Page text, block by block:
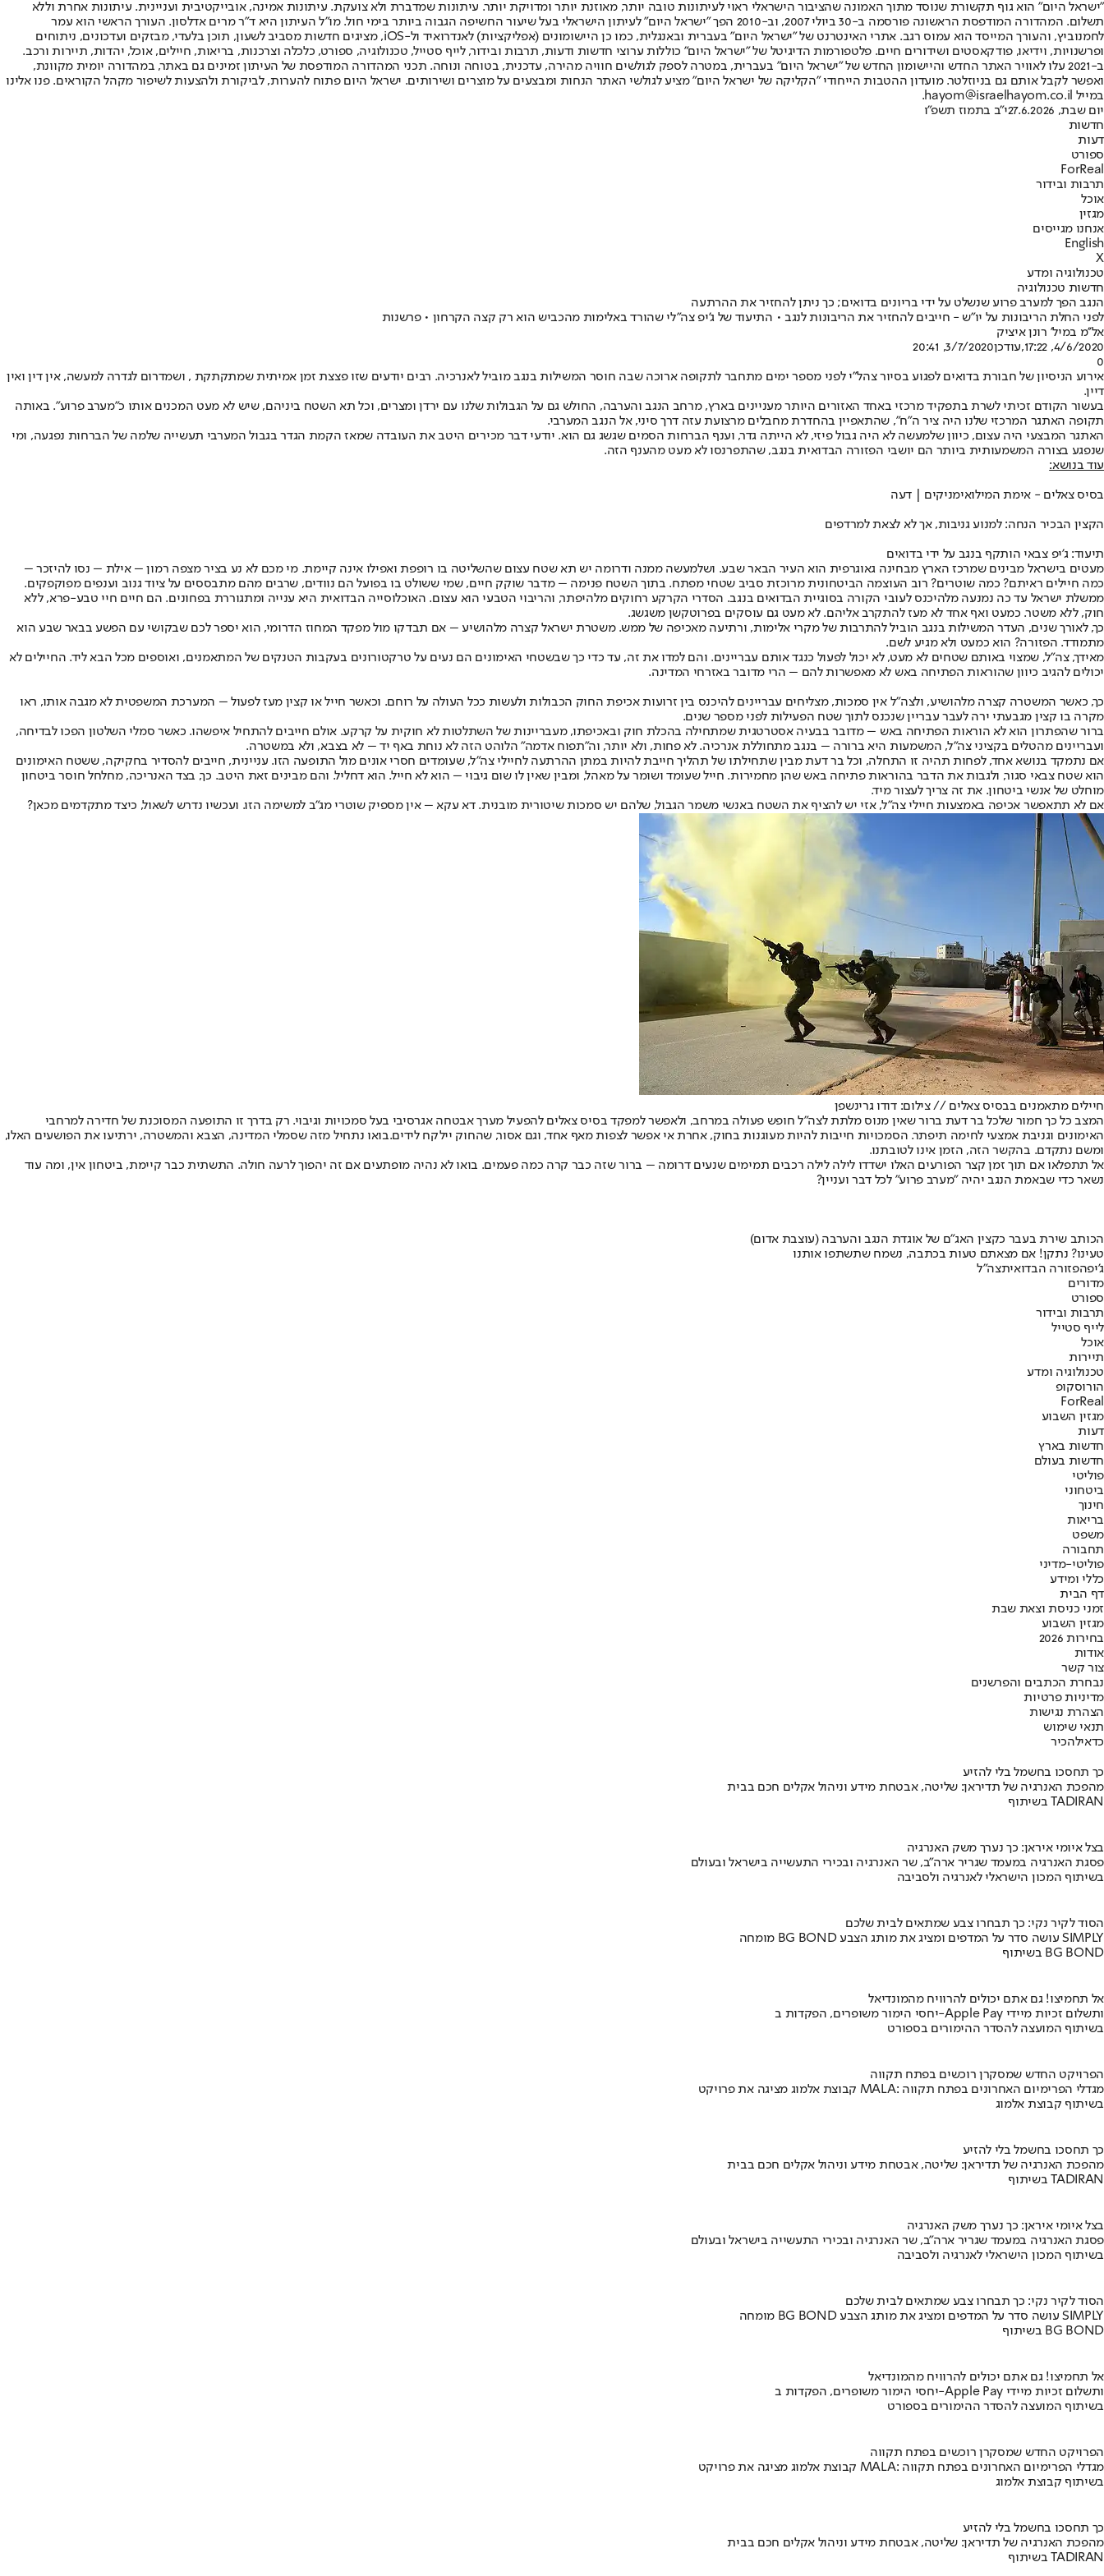
"ישראל היום" הוא גוף תקשורת שנוסד מתוך האמונה שהציבור הישראלי ראוי לעיתונות טובה יותר, מאוזנת יותר ומדויקת יותר. עיתונות שמדברת ולא צועקת. עיתונות אמינה, אובייקטיבית ועניינית. עיתונות אחרת וללא
תשלום. המהדורה המודפסת הראשונה פורסמה ב-30 ביולי 2007, וב-2010 הפך "ישראל היום" לעיתון הישראלי בעל שיעור החשיפה הגבוה ביותר בימי חול. מו"ל העיתון היא ד"ר מרים אדלסון. העורך הראשי הוא עמר
לחמנוביץ, והעורך המייסד הוא עמוס רגב. אתרי האינטרנט של "ישראל היום" בעברית ובאנגלית, כמו כן היישומונים (אפליקציות) לאנדרואיד ול-iOS, מציגים חדשות מסביב לשעון, תוכן בלעדי, מבזקים ועדכונים, ניתוחים
ופרשנויות, וידיאו, פודקאסטים ושידורים חיים. פלטפורמות הדיגיטל של "ישראל היום" כוללות ערוצי חדשות ודעות, תרבות ובידור, לייף סטייל, טכנולוגיה, ספורט, כלכלה וצרכנות, בריאות, חיילים, אוכל, יהדות, תיירות ורכב.
ב-2021 עלו לאוויר האתר החדש והיישומון החדש של "ישראל היום" בעברית, במטרה לספק לגולשים חוויה מהירה, עדכנית, בטוחה ונוחה. תכני המהדורה המודפסת של העיתון זמינים גם באתר, במהדורה יומית מקוונת,
ואפשר לקבל אותם גם בניוזלטר. מועדון ההטבות הייחודי "הקליקה של ישראל היום" מציע לגולשי האתר הנחות ומבצעים על מוצרים ושירותים. ישראל היום פתוח להערות, לביקורת ולהצעות לשיפור מקהל הקוראים. פנו אלינו
במייל hayom@israelhayom.co.il.
יום שבת, 27.6.2026
י"ב בתמוז תשפ"ו
חדשות
דעות
ספורט
ForReal
תרבות ובידור
אוכל
מגזין
אנחנו מגייסים
English
X
טכנולוגיה ומדע
חדשות טכנולוגיה
הנגב הפך למערב פרוע שנשלט על ידי בריונים בדואים; כך ניתן להחזיר את ההרתעה
לפני החלת הריבונות על יו"ש - חייבים להחזיר את הריבונות לנגב • התיעוד של ג'יפ צה"לי שהורד באלימות מהכביש הוא רק קצה הקרחון • פרשנות
אל''מ במיל' רונן איציק
4/6/2020, 17:22
,עודכן3/7/2020, 20:41
0
אירוע הניסיון של חבורת בדואים לפגוע בסיור צהל"י לפני מספר ימים מתחבר לתקופה ארוכה שבה חוסר המשילות בנגב מוביל לאנרכיה. רבים יודעים שזו פצצת זמן אמיתית שמתקתקת , ושמדרום לגדרה למעשה, אין דין ואין
דיין.
בעשור הקודם זכיתי לשרת בתפקיד מרכזי באחד האזורים היותר מעניינים בארץ, מרחב הנגב והערבה, החולש גם על הגבולות שלנו עם ירדן ומצרים, וכל תא השטח ביניהם, שיש לא מעט המכנים אותו כ"מערב פרוע". באותה
תקופה האתגר המרכזי שלנו היה ציר ה"ח", שהתאפיין בהחדרת מחבלים מרצועת עזה דרך סיני, אל הנגב המערבי.
האתגר המבצעי היה עצום, כיוון שלמעשה לא היה גבול פיזי, לא הייתה גדר, וענף הברחות הסמים שגשג גם הוא. יודעי דבר מכירים היטב את העובדה שמאז הקמת הגדר בגבול המערבי תעשייה שלמה של הברחות נפגעה, ומי
שנפגע בצורה המשמעותית ביותר הם יושבי הפזורה הבדואית בנגב, שהתפרנסו לא מעט מהענף הזה.
עוד בנושא:
בסיס צאלים - אימת המילואימניקים | דעה
הקצין הבכיר הנחה: למנוע גניבות, אך לא לצאת למרדפים
תיעוד: ג'יפ צבאי הותקף בנגב על ידי בדואים
מעטים בישראל מבינים שמרכז הארץ מבחינה גאוגרפית הוא העיר הבאר שבע. ושלמעשה ממנה ודרומה יש תא שטח עצום שהשליטה בו רופפת ואפילו אינה קיימת. מי מכם לא נע בציר מצפה רמון – אילת – נסו להיזכר –
כמה חיילים ראיתם? כמה שוטרים? רוב העוצמה הביטחונית מרוכזת סביב שטחי מפתח. בתוך השטח פנימה – מדבר שוקק חיים, שמי ששולט בו בפועל הם נוודים, שרבים מהם מתבססים על ציוד גנוב וענפים מפוקפקים.
ממשלת ישראל עד כה נמנעה מלהיכנס לעובי הקורה בסוגיית הבדואים בנגב. הסדרי הקרקע רחוקים מלהיפתר, והריבוי הטבעי הוא עצום. האוכלוסייה הבדואית היא ענייה ומתגוררת בפחונים. הם חיים חיי טבע-פרא, ללא
חוק, ללא משטר. כמעט ואף אחד לא מעז להתקרב אליהם. לא מעט גם עוסקים בפרוטקשן משגשג.
כך, לאורך שנים, העדר המשילות בנגב הוביל להתרבות של מקרי אלימות, ורתיעה מאכיפה של ממש. משטרת ישראל קצרה מלהושיע – אם תבדקו מול מפקד המחוז הדרומי, הוא יספר לכם שבקושי עם הפשע בבאר שבע הוא
מתמודד. הפזורה? הוא כמעט ולא מגיע לשם.
מאידך, צה"ל, שמצוי באותם שטחים לא מעט, לא יכול לפעול כנגד אותם עבריינים. והם למדו את זה, עד כדי כך שבשטחי האימונים הם נעים על טרקטורונים בעקבות הטנקים של המתאמנים, ואוספים מכל הבא ליד. החיילים לא
יכולים להגיב כיוון שהוראות הפתיחה באש לא מאפשרות להם – הרי מדובר באזרחי המדינה.
כך, כאשר המשטרה קצרה מלהושיע, ולצה"ל אין סמכות, מצליחים עבריינים להיכנס בין זרועות אכיפת החוק הכבולות ולעשות ככל העולה על רוחם. וכאשר חייל או קצין מעז לפעול – המערכת המשפטית לא מגבה אותו, ראו
מקרה בו קצין מגבעתי ירה לעבר עבריין שנכנס לתוך שטח הפעילות לפני מספר שנים.
ברור שהפתרון הוא לא הוראות הפתיחה באש – מדובר בבעיה אסטרטגית שמתחילה בהכלת חוק ובאכיפתו, מעבריינות של השתלטות לא חוקית על קרקע. אולם חייבים להתחיל איפשהו. כאשר סמלי השלטון הפכו לבדיחה,
ועבריינים מהטלים בקציני צה"ל, המשמעות היא ברורה – בנגב מתחוללת אנרכיה. לא פחות, ולא יותר, וה"תפוח אדמה" הלוהט הזה לא נוחת באף יד – לא בצבא, ולא במשטרה.
אם נתמקד בנושא אחד, לפחות תהיה זו התחלה, וכל בר דעת מבין שתחילתו של תהליך חייבת להיות במתן ההרתעה לחיילי צה"ל, שעומדים חסרי אונים מול התופעה הזו. עניינית, חייבים להסדיר בחקיקה, ששטח האימונים
הוא שטח צבאי סגור, ולגבות את הדבר בהוראות פתיחה באש שהן מחמירות. חייל שעומד ושומר על מאהל, ומבין שאין לו שום גיבוי – הוא לא חייל. הוא דחליל. והם מבינים זאת היטב. כך, בצד האנריכה, מחלחל חוסר ביטחון
מוחלט של אנשי ביטחון. את זה צריך לעצור מיד.
אם לא תתאפשר אכיפה באמצעות חיילי צה"ל, אזי יש להציף את השטח באנשי משמר הגבול, שלהם יש סמכות שיטורית מובנית. דא עקא – אין מספיק שוטרי מג"ב למשימה הזו. ועכשיו נדרש לשאול, כיצד מתקדמים מכאן?
חיילים מתאמנים בבסיס צאלים // צילום: דודו גרינשפן
המצב כל כך חמור שלכל בר דעת ברור שאין מנוס מלתת לצה"ל חופש פעולה במרחב, ולאפשר למפקד בסיס צאלים להפעיל מערך אבטחה אגרסיבי בעל סמכויות וגיבוי. רק בדרך זו התופעה המסוכנת של חדירה למרחבי
האימונים וגניבת אמצעי לחימה תיפתר. הסמכויות חייבות להיות מעוגנות בחוק, אחרת אי אפשר לצפות מאף אחד, וגם אסור, שהחוק יילקח לידים.בואו נתחיל מזה שסמלי המדינה, הצבא והמשטרה, ירתיעו את הפושעים האלו,
ומשם נתקדם. בהקשר הזה, הזמן אינו לטובתנו.
אל תתפלאו אם תוך זמן קצר הפורעים האלו ישדדו לילה לילה רכבים תמימים שנעים דרומה – ברור שזה כבר קרה כמה פעמים. בואו לא נהיה מופתעים אם זה יהפוך לרעה חולה. התשתית כבר קיימת, ביטחון אין, ומה עוד
נשאר כדי שבאמת הנגב יהיה "מערב פרוע" לכל דבר ועניין?
הכותב שירת בעבר כקצין האג"ם של אוגדת הנגב והערבה (עוצבת אדום)
טעינו? נתקן! אם מצאתם טעות בכתבה, נשמח שתשתפו אותנו
ג'יפהפזורה הבדואיתצה"ל
מדורים
ספורט
תרבות ובידור
לייף סטייל
אוכל
תיירות
טכנולוגיה ומדע
הורוסקופ
ForReal
מגזין השבוע
דעות
חדשות בארץ
חדשות בעולם
פוליטי
ביטחוני
חינוך
בריאות
משפט
תחבורה
פוליטי-מדיני
כללי ומידע
דף הבית
זמני כניסת וצאת שבת
מגזין השבוע
בחירות 2026
אודות
צור קשר
נבחרת הכתבים והפרשנים
מדיניות פרטיות
הצהרת נגישות
תנאי שימוש
כדאילהכיר
כך תחסכו בחשמל בלי להזיע
מהפכת האנרגיה של תדיראן: שליטה, אבטחת מידע וניהול אקלים חכם בבית
בשיתוף TADIRAN
בצל איומי איראן: כך נערך משק האנרגיה
פסגת האנרגיה במעמד שגריר ארה"ב, שר האנרגיה ובכירי התעשייה בישראל ובעולם
בשיתוף המכון הישראלי לאנרגיה ולסביבה
הסוד לקיר נקי: כך תבחרו צבע שמתאים לבית שלכם
מומחה BG BOND עושה סדר על המדפים ומציג את מותג הצבע SIMPLY
בשיתוף BG BOND
אל תחמיצו! גם אתם יכולים להרוויח מהמונדיאל
יחסי הימור משופרים, הפקדות ב-Apple Pay ותשלום זכיות מיידי
בשיתוף המועצה להסדר ההימורים בספורט
הפרויקט החדש שמסקרן רוכשים בפתח תקווה
קבוצת אלמוג מציגה את פרויקט MALA: מגדלי הפרימיום האחרונים בפתח תקווה
בשיתוף קבוצת אלמוג
כך תחסכו בחשמל בלי להזיע
מהפכת האנרגיה של תדיראן: שליטה, אבטחת מידע וניהול אקלים חכם בבית
בשיתוף TADIRAN
בצל איומי איראן: כך נערך משק האנרגיה
פסגת האנרגיה במעמד שגריר ארה"ב, שר האנרגיה ובכירי התעשייה בישראל ובעולם
בשיתוף המכון הישראלי לאנרגיה ולסביבה
הסוד לקיר נקי: כך תבחרו צבע שמתאים לבית שלכם
מומחה BG BOND עושה סדר על המדפים ומציג את מותג הצבע SIMPLY
בשיתוף BG BOND
אל תחמיצו! גם אתם יכולים להרוויח מהמונדיאל
יחסי הימור משופרים, הפקדות ב-Apple Pay ותשלום זכיות מיידי
בשיתוף המועצה להסדר ההימורים בספורט
הפרויקט החדש שמסקרן רוכשים בפתח תקווה
קבוצת אלמוג מציגה את פרויקט MALA: מגדלי הפרימיום האחרונים בפתח תקווה
בשיתוף קבוצת אלמוג
כך תחסכו בחשמל בלי להזיע
מהפכת האנרגיה של תדיראן: שליטה, אבטחת מידע וניהול אקלים חכם בבית
בשיתוף TADIRAN